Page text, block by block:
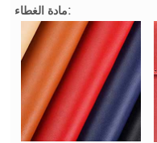
مادة الغطاء: